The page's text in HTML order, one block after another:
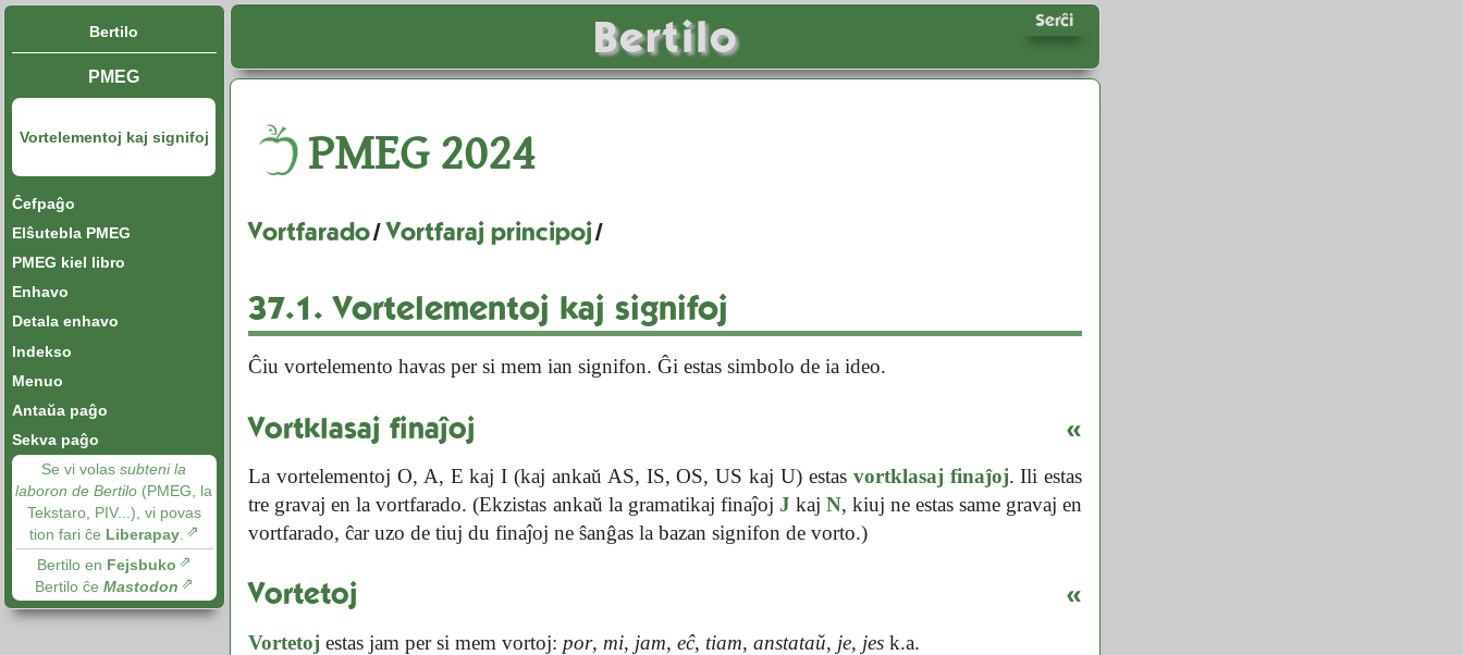
Bertilo Serĉi
Bertilo
PMEG
Vortelementoj kaj signifoj
Ĉefpaĝo
Elŝutebla PMEG
PMEG kiel libro
Enhavo
Detala enhavo
Indekso
Menuo
Antaŭa paĝo
Sekva paĝo
Se vi volassubteni la
laboron de Bertilo (PMEG, la
Tekstaro, PIV...), vi povas
tion fari ĉe Liberapay.
Bertilo en Fejsbuko
Bertilo ĉeMastodon
PMEG2024
Vortfarado/Vortfaraj principoj/
37.1. Vortelementoj kaj signifoj
Ĉiu vortelemento havas per si mem ian signifon. Ĝi estas simbolo de ia ideo.
Vortklasaj finaĵoj «
La vortelementoj O, A, E kaj I (kaj ankaŭ AS, IS, OS, US kaj U) estas vortklasaj finaĵoj. Ili estas
tre gravaj en la vortfarado. (Ekzistas ankaŭ la gramatikaj finaĵoj J kaj N, kiuj ne estas same gravaj en
vortfarado, ĉar uzo de tiuj du finaĵoj ne ŝanĝas la bazan signifon de vorto.)
Vortetoj «
Vortetoj estas jam per si mem vortoj: por, mi, jam,eĉ, tiam,anstataŭ, je, jes k.a.